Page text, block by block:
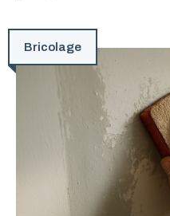
Bricolage